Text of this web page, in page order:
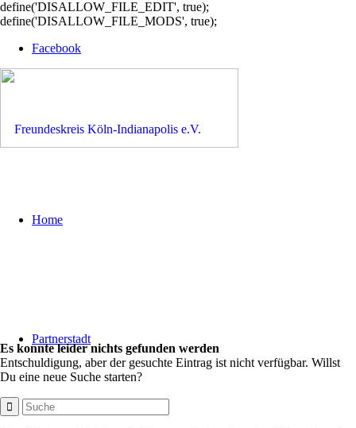
define('DISALLOW_FILE_EDIT', true);
define('DISALLOW_FILE_MODS', true);
Facebook
Home
Partnerstadt
Es konnte leider nichts gefunden werden
Entschuldigung, aber der gesuchte Eintrag ist nicht verfügbar. Willst
Du eine neue Suche starten?